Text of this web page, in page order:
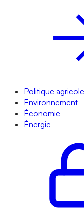
Politique agricole
Environnement
Économie
Énergie